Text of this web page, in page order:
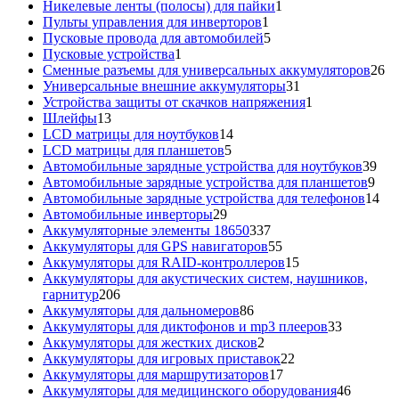
товара
Никелевые ленты (полосы) для пайки1
Пульты управления для инверторов1
товар
Пусковые провода для автомобилей55
Пусковые устройства1
товар
Сменные разъемы для универсальных аккумуляторов2626
Универсальные внешние аккумуляторы31
товар
Устройства защиты от скачков напряжения1
Шлейфы1313
товаров
LCD матрицы для ноутбуков1414
LCD матрицы для планшетов55
товаров
Автомобильные зарядные устройства для ноутбуков3939
Автомобильные зарядные устройства для планшетов99
Автомобильные зарядные устройства для телефонов1414
Автомобильные инверторы2929
товаров
Аккумуляторные элементы 18650337337
товаров
Аккумуляторы для GPS навигаторов5555
товаров
Аккумуляторы для RAID-контроллеров1515
товаров
Аккумуляторы для акустических систем, наушников,
гарнитур206206
товаров
Аккумуляторы для дальномеров8686
товаров
Аккумуляторы для диктофонов и mp3 плееров3333
Аккумуляторы для жестких дисков2
товара
Аккумуляторы для игровых приставок22
Аккумуляторы для маршрутизаторов1717
товаров
Аккумуляторы для медицинского оборудования4646